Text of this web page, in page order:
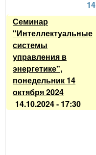
14
Семинар
"Интеллектуальные
системы
управления в
энергетике",
понедельник 14
октября 2024
14.10.2024 - 17:30